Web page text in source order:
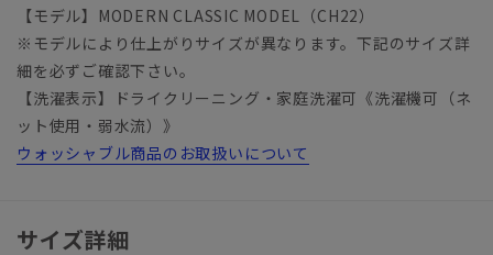
【モデル】MODERN CLASSIC MODEL（CH22）
※モデルにより仕上がりサイズが異なります。下記のサイズ詳
細を必ずご確認下さい。
【洗濯表示】ドライクリーニング・家庭洗濯可《洗濯機可（ネ
ット使用・弱水流）》
ウォッシャブル商品のお取扱いについて
サイズ詳細